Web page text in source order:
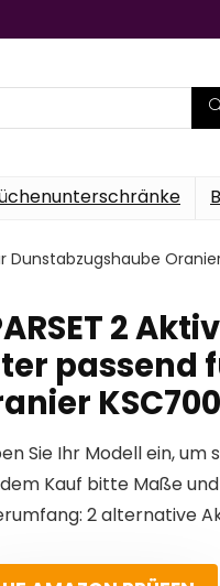
Dunstabzugshaube
2
passend
Sie Ihr Modell ein, um
Kauf bitte Maße
2 alternative